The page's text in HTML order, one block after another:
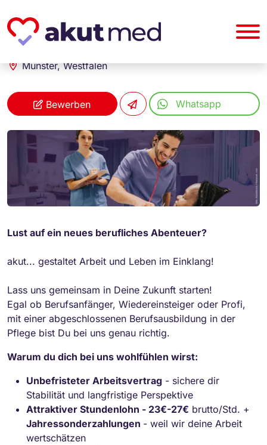
akut... Medizinische Personallogistik GmbH
Gesundheits- und Krankenpfleger (m/w/d)
Münster, Westfalen
Bewerben Whatsapp
Lust auf ein neues berufliches Abenteuer?
akut... gestaltet Arbeit und Leben im Einklang!
Lass uns gemeinsam in Deine Zukunft starten!
Egal ob Berufsanfänger, Wiedereinsteiger oder Profi,
mit einer abgeschlossenen Berufsausbildung in der
Pflege bist Du bei uns genau richtig.
Warum du dich bei uns wohlfühlen wirst:
Unbefristeter Arbeitsvertrag - sichere dir
Stabilität und langfristige Perspektive
Attraktiver Stundenlohn - 23€-27€ brutto/Std. +
Jahressonderzahlungen - weil wir deine Arbeit
wertschätzen